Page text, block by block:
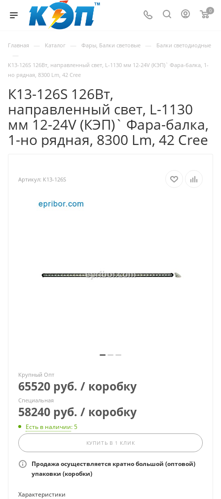
0
Главная — Каталог — Фары, Балки световые — Балки светодиодные
—
К13-126S 126Вт, направленный свет, L-1130 мм 12-24V (КЭП)` Фара-балка, 1-
но рядная, 8300 Lm, 42 Cree
К13-126S 126Вт,
направленный свет, L-1130
мм 12-24V (КЭП)` Фара-балка,
1-но рядная, 8300 Lm, 42 Cree
Артикул: К13-126S
Крупный Опт
65520 руб. / коробку
Специальная
58240 руб. / коробку
Есть в наличии: 5
КУПИТЬ В 1 КЛИК
Продажа осуществляется кратно большой (оптовой)
упаковки (коробки)
Характеристики